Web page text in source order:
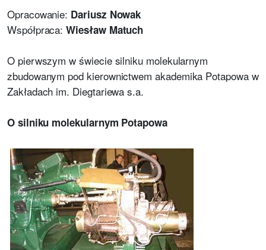
Opracowanie: Dariusz Nowak
Współpraca:Wiesław Matuch
O pierwszym w świecie silniku molekularnym
zbudowanym pod kierownictwem akademika Potapowa w
Zakładach im. Diegtariewa s.a.
O silniku molekularnym Potapowa